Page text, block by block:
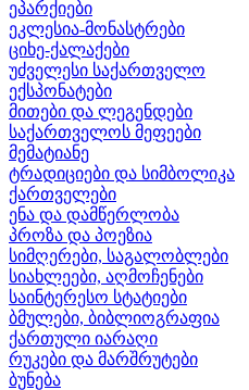
ეპარქიები
ეკლესია-მონასტრები
ციხე-ქალაქები
უძველესი საქართველო
ექსპონატები
მითები და ლეგენდები
საქართველოს მეფეები
მემატიანე
ტრადიციები და სიმბოლიკა
ქართველები
ენა და დამწერლობა
პროზა და პოეზია
სიმღერები, საგალობლები
სიახლეები, აღმოჩენები
საინტერესო სტატიები
ბმულები, ბიბლიოგრაფია
ქართული იარაღი
რუკები და მარშრუტები
ბუნება